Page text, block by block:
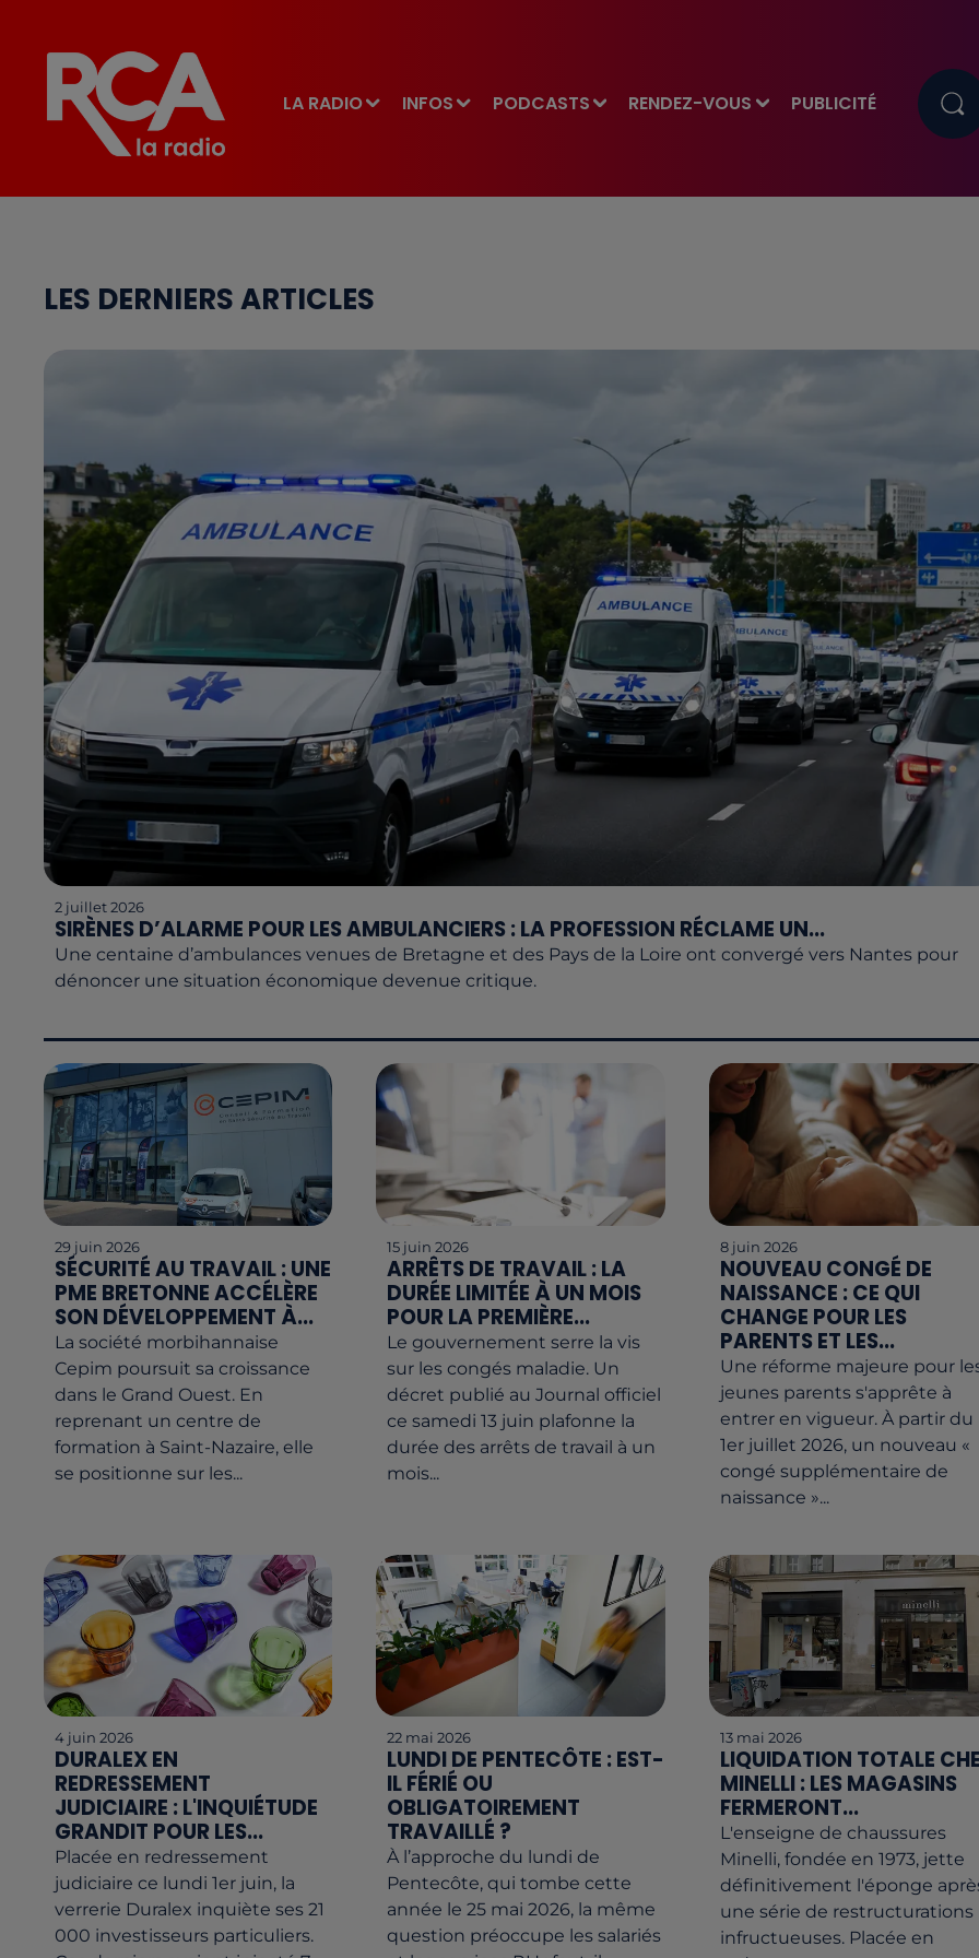
LA RADIO INFOS PODCASTS RENDEZ-VOUS PUBLICITÉ
LES DERNIERS ARTICLES
2 juillet 2026
SIRÈNES D’ALARME POUR LES AMBULANCIERS : LA PROFESSION RÉCLAME UN...
Une centaine d’ambulances venues de Bretagne et des Pays de la Loire ont convergé vers Nantes pour
dénoncer une situation économique devenue critique.
29 juin 2026
SÉCURITÉ AU TRAVAIL : UNE
PME BRETONNE ACCÉLÈRE
SON DÉVELOPPEMENT À...
La société morbihannaise
Cepim poursuit sa croissance
dans le Grand Ouest. En
reprenant un centre de
formation à Saint-Nazaire, elle
se positionne sur les...
15 juin 2026
ARRÊTS DE TRAVAIL : LA
DURÉE LIMITÉE À UN MOIS
POUR LA PREMIÈRE...
Le gouvernement serre la vis
sur les congés maladie. Un
décret publié au Journal officiel
ce samedi 13 juin plafonne la
durée des arrêts de travail à un
mois...
8 juin 2026
NOUVEAU CONGÉ DE
NAISSANCE : CE QUI
CHANGE POUR LES
PARENTS ET LES...
Une réforme majeure pour
jeunes parents s'apprête à
entrer en vigueur. À partir du
1er juillet 2026, un nouveau «
congé supplémentaire de
naissance »...
4 juin 2026
DURALEX EN
REDRESSEMENT
JUDICIAIRE : L'INQUIÉTUDE
GRANDIT POUR LES...
Placée en redressement
judiciaire ce lundi 1er juin, la
verrerie Duralex inquiète ses 21
000 investisseurs particuliers.
22 mai 2026
LUNDI DE PENTECÔTE : EST-
IL FÉRIÉ OU
OBLIGATOIREMENT
TRAVAILLÉ ?
À l’approche du lundi de
Pentecôte, qui tombe cette
année le 25 mai 2026, la même
question préoccupe les salariés
13 mai 2026
LIQUIDATION TOTALE
MINELLI : LES MAGASINS
FERMERONT...
L'enseigne de chaussures
Minelli, fondée en 1973, jette
définitivement l'éponge
une série de restructurations
infructueuses. Placée en